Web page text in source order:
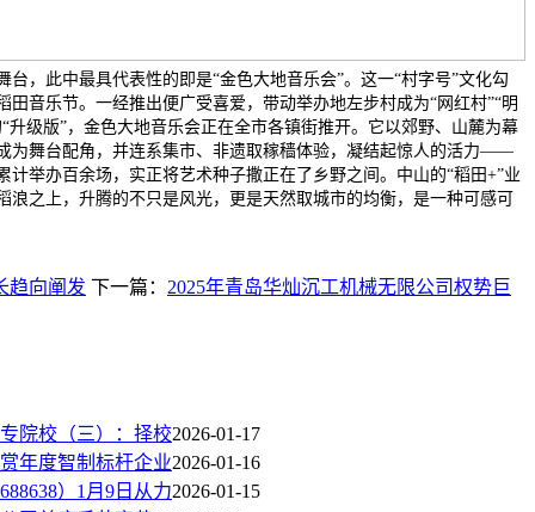
台，此中最具代表性的即是“金色大地音乐会”。这一“村字号”文化勾
田音乐节。一经推出便广受喜爱，带动举办地左步村成为“网红村”“明
升级版”，金色大地音乐会正在全市各镇街推开。它以郊野、山麓为幕
为舞台配角，并连系集市、非遗取稼穑体验，凝结起惊人的活力——
计举办百余场，实正将艺术种子撒正在了乡野之间。中山的“稻田+”业
浪之上，升腾的不只是风光，更是天然取城市的均衡，是一种可感可
趋向阐发 下一篇： 2025年青岛华灿沉工机械无限公司权势巨
院校（三）：择校2026-01-17
年度智制标杆企业2026-01-16
）1月9日从力2026-01-15